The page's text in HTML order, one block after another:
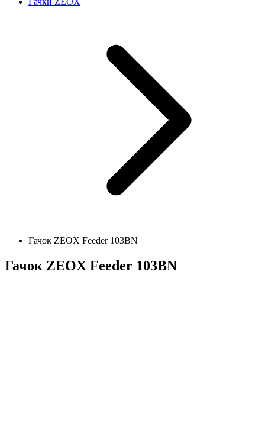
Гачок ZEOX Feeder 103BN
Гачок ZEOX Feeder 103BN